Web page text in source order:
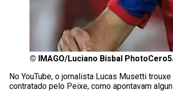
© IMAGO/Luciano Bisbal PhotoCero5
No YouTube, o jornalista Lucas Musetti
contratado pelo Peixe, como apontavam